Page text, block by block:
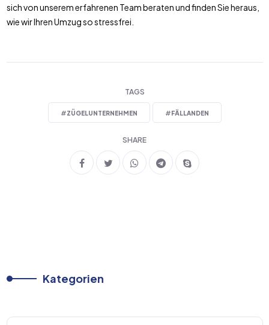
sich von unserem erfahrenen Team beraten und finden Sie heraus,
wie wir Ihren Umzug so stressfrei.
TAGS
#ZÜGELUNTERNEHMEN #FÄLLANDEN
SHARE
Kategorien